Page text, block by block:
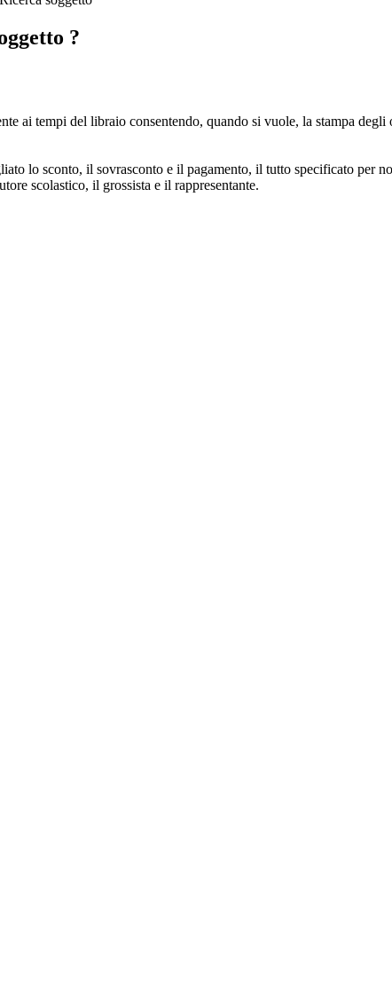
?
ai tempi del libraio consentendo, quando si vuole, la stampa
lo sconto, il sovrasconto e il pagamento, il tutto specificato per
scolastico, il grossista e il rappresentante.